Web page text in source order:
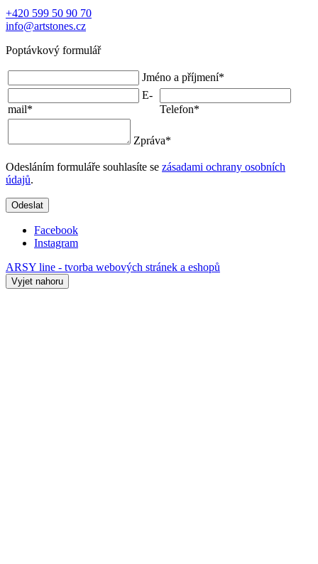
+420 599 50 90 70
info@artstones.cz
Poptávkový formulář
Jméno a příjmení*
E-
mail* Telefon*
Zpráva*
Odesláním formuláře souhlasíte se zásadami ochrany osobních
údajů.
Odeslat
Facebook
Instagram
ARSY line - tvorba webových stránek a eshopů
Vyjet nahoru